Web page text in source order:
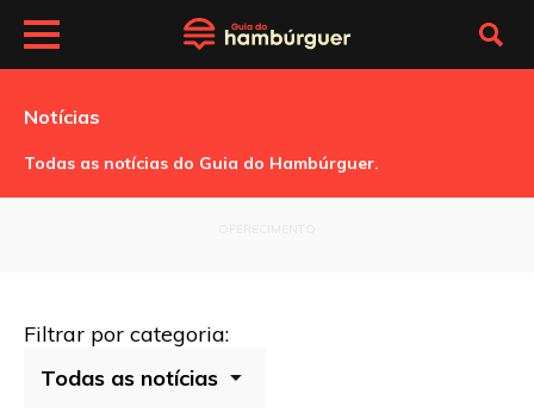
Notícias
Todas as notícias do Guia do Hambúrguer.
Filtrar por categoria: